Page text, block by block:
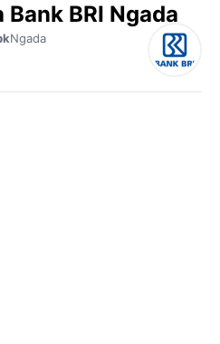
BRI Ngada
Ngada